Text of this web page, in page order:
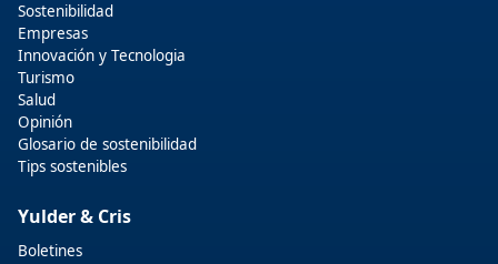
Sostenibilidad
Empresas
Innovación y Tecnologia
Turismo
Salud
Opinión
Glosario de sostenibilidad
Tips sostenibles
Yulder & Cris
Boletines